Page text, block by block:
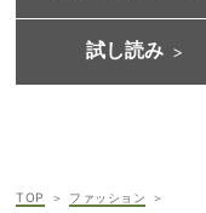
試し読み
TOP
ファッション